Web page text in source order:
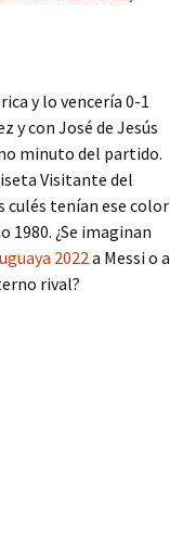
y lo vencería 0-1
y con José de Jesús
minuto del partido.
Visitante del
culés tenían ese color
1980. ¿Se imaginan
2022a Messi o a
rival?